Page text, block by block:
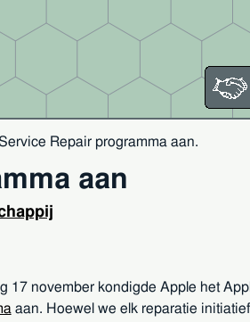
Repair programma aan.
aan
17 november kondigde Apple het
aan. Hoewel we elk reparatie